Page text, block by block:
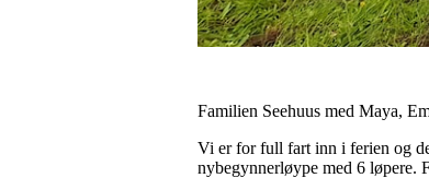
Familien Seehuus med Maya,
Vi er for full fart inn i ferien og
nybegynnerløype med 6 løpere.